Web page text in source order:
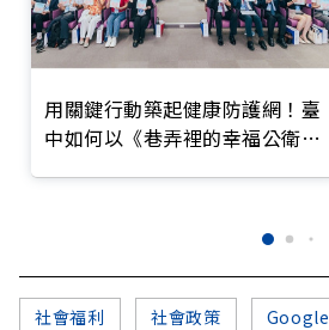
用關鍵行動築起健康防護網！臺
中如何以《巷弄裡的幸福公衛》
社會福利 社會政策 Google